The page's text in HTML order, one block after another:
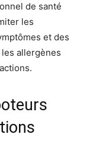
de santé
les
et des
allergènes